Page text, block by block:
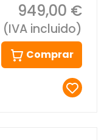
949,00 €
(IVA incluido)
Comprar